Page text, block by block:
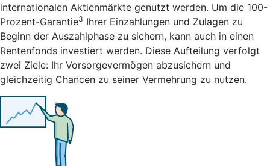
internationalen Aktienmärkte genutzt werden. Um die 100-
Prozent-Garantie3 Ihrer Einzahlungen und Zulagen zu
Beginn der Auszahlphase zu sichern, kann auch in einen
Rentenfonds investiert werden. Diese Aufteilung verfolgt
zwei Ziele: Ihr Vorsorgevermögen abzusichern und
gleichzeitig Chancen zu seiner Vermehrung zu nutzen.